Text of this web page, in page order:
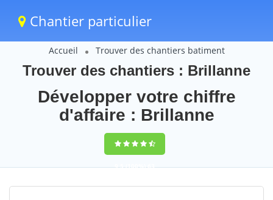
Chantier particulier
Accueil Trouver des chantiers batiment
Trouver des chantiers : Brillanne
Développer votre chiffre
d'affaire : Brillanne
9,5(100%)63
votes